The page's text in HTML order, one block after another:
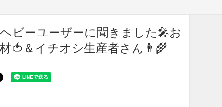
ビーユーザーに聞きました🎤お
🍅＆イチオシ生産者さん👨‍🌾